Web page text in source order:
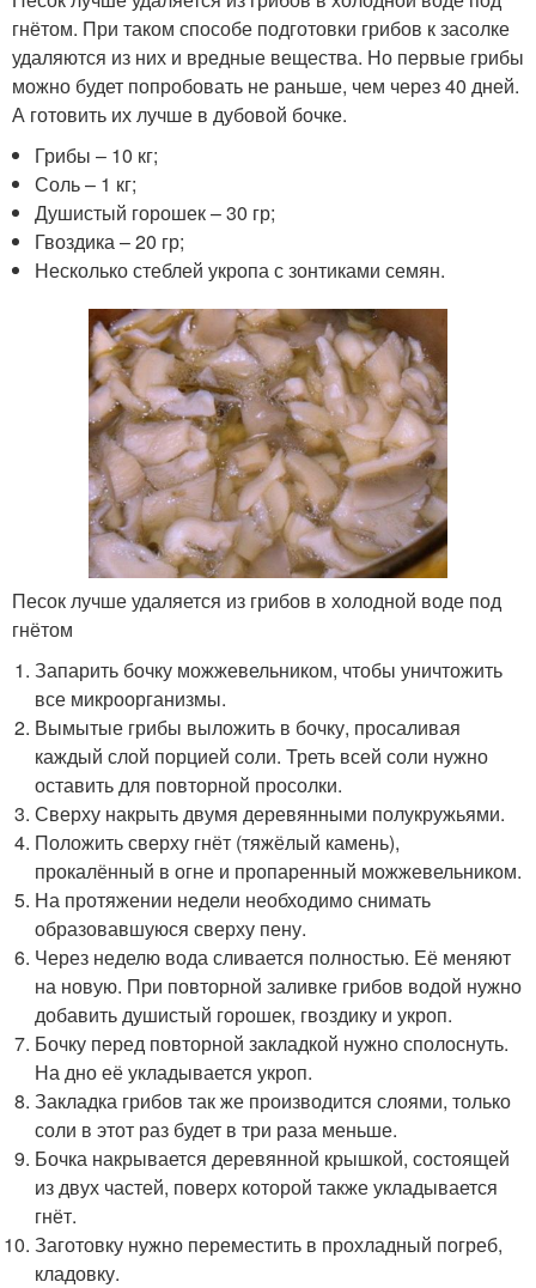
гнётом. При таком способе подготовки грибов к засолке
удаляются из них и вредные вещества. Но первые грибы
можно будет попробовать не раньше, чем через 40 дней.
А готовить их лучше в дубовой бочке.
Грибы – 10 кг;
Соль – 1 кг;
Душистый горошек – 30 гр;
Гвоздика – 20 гр;
Несколько стеблей укропа с зонтиками семян.
Песок лучше удаляется из грибов в холодной воде под
гнётом
Запарить бочку можжевельником, чтобы уничтожить
все микроорганизмы.
Вымытые грибы выложить в бочку, просаливая
каждый слой порцией соли. Треть всей соли нужно
оставить для повторной просолки.
Сверху накрыть двумя деревянными полукружьями.
Положить сверху гнёт (тяжёлый камень),
прокалённый в огне и пропаренный можжевельником.
На протяжении недели необходимо снимать
образовавшуюся сверху пену.
Через неделю вода сливается полностью. Её меняют
на новую. При повторной заливке грибов водой нужно
добавить душистый горошек, гвоздику и укроп.
Бочку перед повторной закладкой нужно сполоснуть.
На дно её укладывается укроп.
Закладка грибов так же производится слоями, только
соли в этот раз будет в три раза меньше.
Бочка накрывается деревянной крышкой, состоящей
из двух частей, поверх которой также укладывается
гнёт.
Заготовку нужно переместить в прохладный погреб,
кладовку.